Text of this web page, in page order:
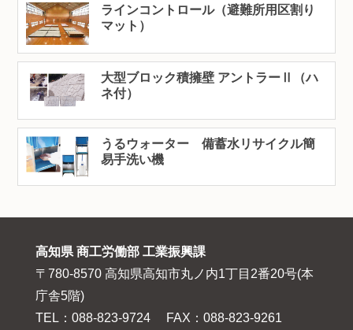
ラインコントロール（避難所用区割り
マット）
大型ブロック積擁壁 アントラーⅡ（ハ
ネ付）
うるウォーター 備蓄水リサイクル簡
易手洗い機
高知県 商工労働部 工業振興課
〒780-8570 高知県高知市丸ノ内1丁目2番20号(本
庁舎5階)
TEL：088-823-9724 FAX：088-823-9261